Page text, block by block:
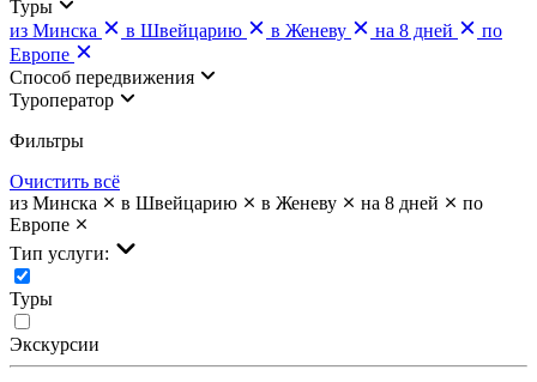
Туры
из Минска
в Швейцарию в Женеву на 8 дней
по
Европе
Cпособ передвижения
Туроператор
Фильтры
Очистить всё
из Минска
в Швейцарию в Женеву на 8 дней
по
Европе
Тип услуги:
Туры
Экскурсии